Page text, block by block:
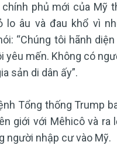
phủ mới của Mỹ
lo âu và đau khổ vì
“Chúng tôi hãnh
yêu mến. Không có
sản di dân ấy”.
Tổng thống Trump
giới với Mêhicô và
người nhập cư vào Mỹ.